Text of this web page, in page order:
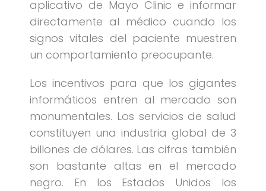
aplicativo de Mayo Clinic e informar
directamente al médico cuando los
signos vitales del paciente muestren
un comportamiento preocupante.
Los incentivos para que los gigantes
informáticos entren al mercado son
monumentales. Los servicios de salud
constituyen una industria global de 3
billones de dólares. Las cifras también
son bastante altas en el mercado
negro. En los Estados Unidos los